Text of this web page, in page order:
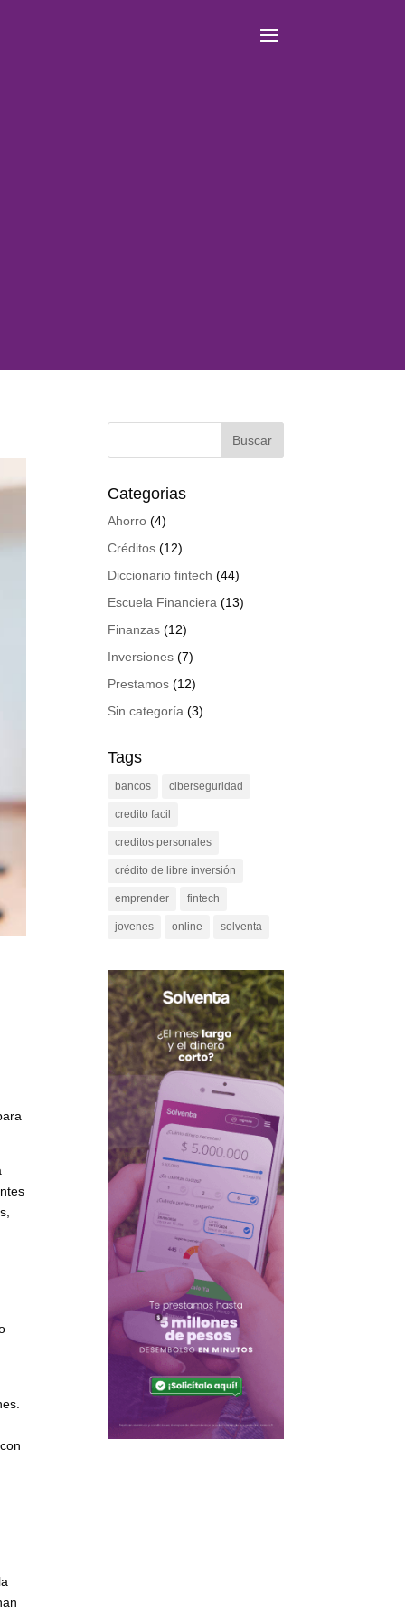
Categorias
Ahorro (4)
Créditos (12)
Diccionario fintech (44)
Escuela Financiera (13)
Finanzas (12)
Inversiones (7)
Prestamos (12)
Sin categoría (3)
Tags
bancos ciberseguridad
credito facil
creditos personales
crédito de libre inversión
emprender fintech
jovenes online solventa